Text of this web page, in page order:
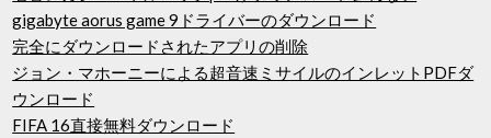
gigabyte aorus game 9ドライバーのダウンロード
完全にダウンロードされたアプリの削除
ジョン・マホーニーによる超音速ミサイルのインレットPDFダ
ウンロード
FIFA 16直接無料ダウンロード